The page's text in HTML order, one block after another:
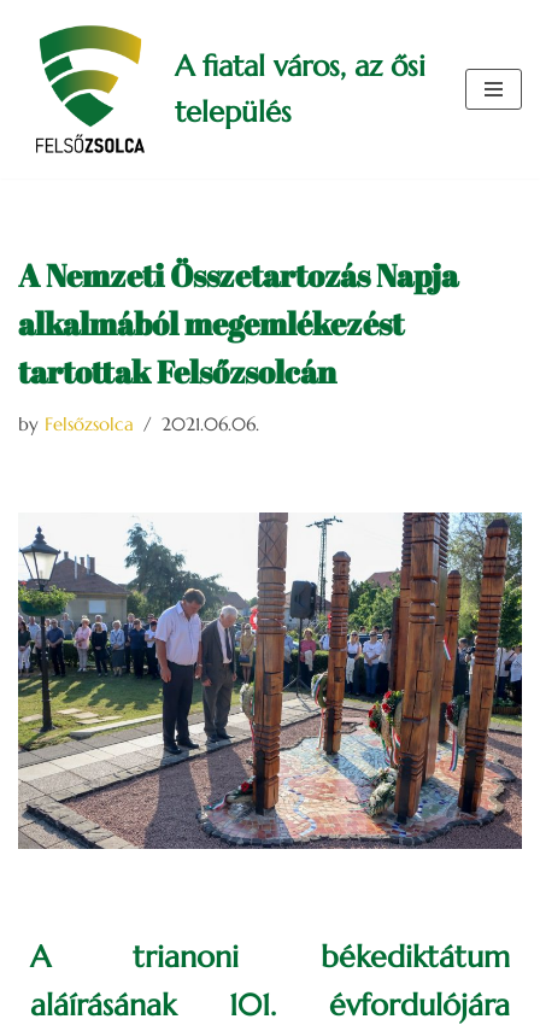
Skip
content
A fiatal város, az ősi
település
A Nemzeti Összetartozás Napja
alkalmából megemlékezést
tartottak Felsőzsolcán
by Felsőzsolca 2021.06.06.
A trianoni békediktátum
aláírásának 101. évfordulójára